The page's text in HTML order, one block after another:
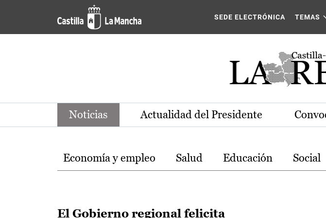
Pasar al contenido principal
Noticias de la región de Castilla-La
SEDE ELECTRÓNICA TEMAS
Noticias Actualidad del Presidente
Temas
Economía y empleo Salud Educación Social
El Gobierno regional felicita